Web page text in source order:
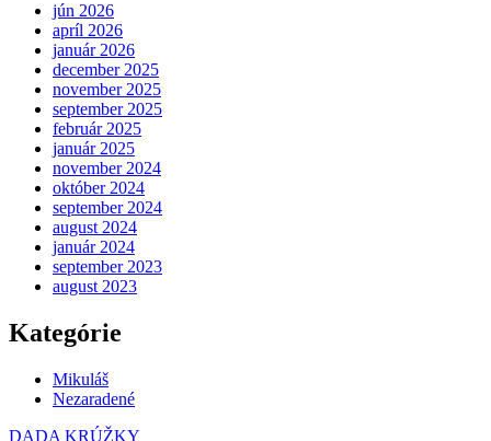
jún 2026
apríl 2026
január 2026
december 2025
november 2025
september 2025
február 2025
január 2025
november 2024
október 2024
september 2024
august 2024
január 2024
september 2023
august 2023
Kategórie
Mikuláš
Nezaradené
DADA KRÚŽKY